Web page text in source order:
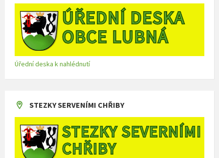
Úřední deska k nahlédnutí
STEZKY SERVENÍMI CHŘIBY